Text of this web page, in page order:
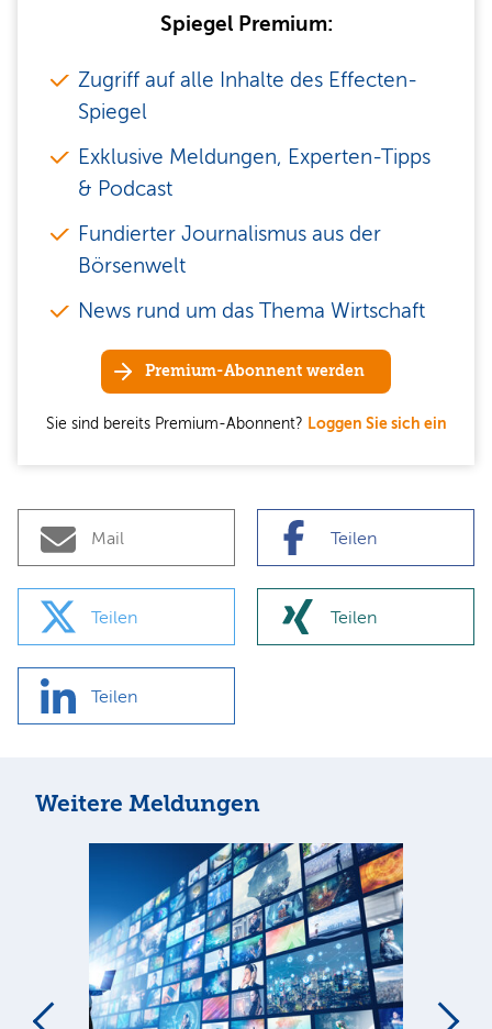
Spiegel Premium:
Zugriff auf alle Inhalte des Effecten-
Spiegel
Exklusive Meldungen, Experten-Tipps
& Podcast
Fundierter Journalismus aus der
Börsenwelt
News rund um das Thema Wirtschaft
Premium-Abonnent werden
Sie sind bereits Premium-Abonnent? Loggen Sie sich ein
Mail Teilen
Teilen Teilen
Teilen
Weitere Meldungen